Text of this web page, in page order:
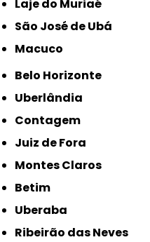
Laje do Muriaé
São José de Ubá
Macuco
Belo Horizonte
Uberlândia
Contagem
Juiz de Fora
Montes Claros
Betim
Uberaba
Ribeirão das Neves